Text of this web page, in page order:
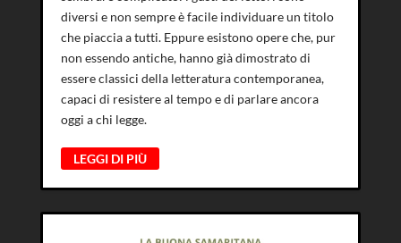
diversi e non sempre è facile individuare un titolo
che piaccia a tutti. Eppure esistono opere che, pur
non essendo antiche, hanno già dimostrato di
essere classici della letteratura contemporanea,
capaci di resistere al tempo e di parlare ancora
oggi a chi legge.
LEGGI DI PIÙ